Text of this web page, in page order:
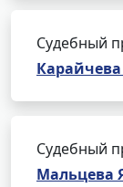
Судебный
Судебный
Мальцева